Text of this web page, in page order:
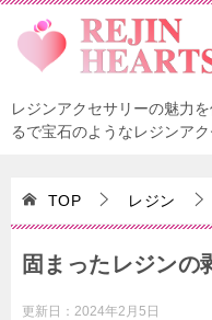
レジンアクセサリーの魅力
るで宝石のようなレジンア
TOP レジン
固まったレジンの
更新日： 2024年2月5日